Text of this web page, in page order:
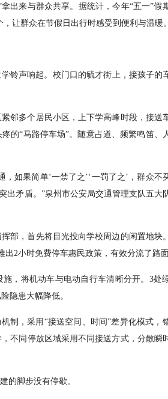
出来与群众共享。据统计，今年“五一”假
让群众在节假日出行时感受到便利与温暖。
铃声响起。校门口的毓才街上，接孩子的
邻多个居民小区，上下学高峰时段，接送
的“马路停车场”。随意占道、频繁鸣笛、
如果简单‘一禁了之’‘一罚了之’，群众不
出矛盾。”泉州市公安局交通管理支队五大
部，首先将目光投向学校周边的闲置地块
2小时免费停车惠民政策，有效分流了路面
，将机动车与电动自行车清晰分开。3处
隐患大幅降低。
制，采用“接送空间、时间”差异化模式，
不同停放区域采用不同接送方式，分散瞬
的脚步没有停歇。